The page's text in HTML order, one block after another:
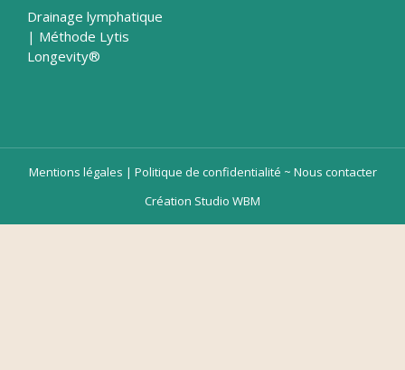
Drainage lymphatique
| Méthode Lytis
Longevity®
Mentions légales | Politique de confidentialité ~ Nous contacter
Création Studio WBM